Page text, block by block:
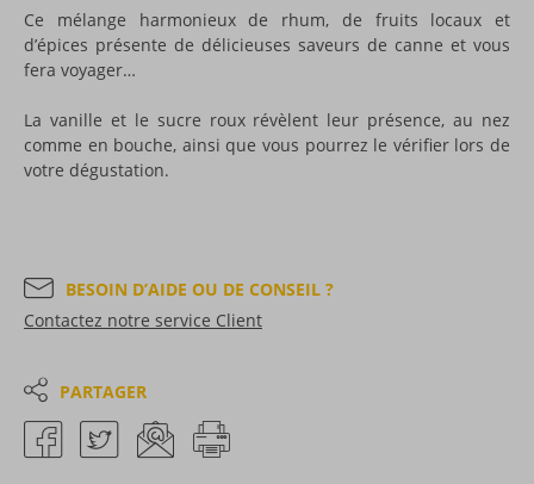
Ce mélange harmonieux de rhum, de fruits locaux et
d’épices présente de délicieuses saveurs de canne et vous
fera voyager…
La vanille et le sucre roux révèlent leur présence, au nez
comme en bouche, ainsi que vous pourrez le vérifier lors de
votre dégustation.
BESOIN D’AIDE OU DE CONSEIL ?
Contactez notre service Client
PARTAGER